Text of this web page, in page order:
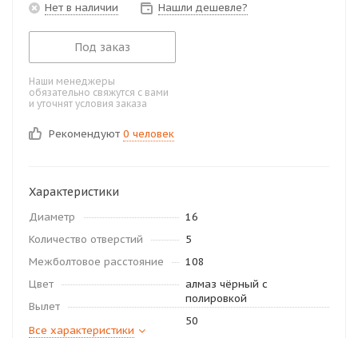
Нет в наличии Нашли дешевле?
Под заказ
Наши менеджеры
обязательно свяжутся с вами
и уточнят условия заказа
Рекомендуют 0 человек
Характеристики
Диаметр
16
Количество отверстий
5
Межболтовое расстояние
108
Цвет
алмаз чёрный с
полировкой
Вылет
50
Все характеристики